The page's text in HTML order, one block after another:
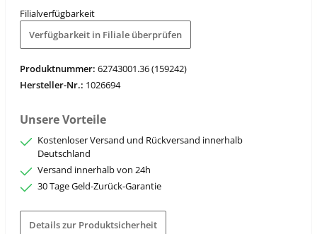
Filialverfügbarkeit
Verfügbarkeit in Filiale überprüfen
Produktnummer: 62743001.36 (159242)
Hersteller-Nr.: 1026694
Unsere Vorteile
Kostenloser Versand und Rückversand innerhalb
Deutschland
Versand innerhalb von 24h
30 Tage Geld-Zurück-Garantie
Details zur Produktsicherheit